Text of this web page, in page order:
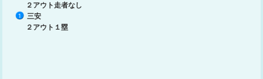
２アウト走者なし
1
三安
２アウト１塁